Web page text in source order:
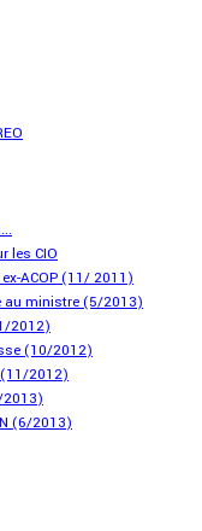
les CIO
ACOP (11/ 2011)
au ministre (5/2013)
2012)
(10/2012)
(11/2012)
2013)
(6/2013)